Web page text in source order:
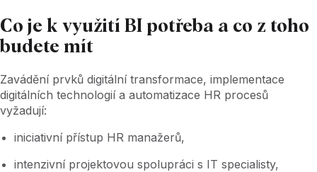
Co je k využití BI potřeba a co z toho
budete mít
Zavádění prvků digitální transformace, implementace
digitálních technologií a automatizace HR procesů
vyžadují:
iniciativní přístup HR manažerů,
intenzivní projektovou spolupráci s IT specialisty,